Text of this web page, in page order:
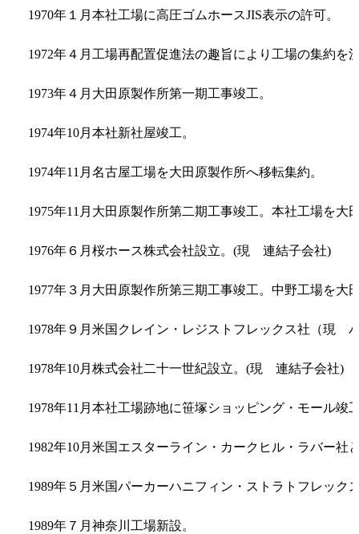
1970年１月 本社工場に高圧ゴムホースJIS表示の許可。
1972年４月 工場再配置促進法の趣旨により工場の集約を
1973年４月 大田原製作所第一期工事竣工。
1974年10月 本社新社屋竣工。
1974年11月 名古屋工場を大田原製作所へ移転集約。
1975年11月 大田原製作所第二期工事竣工。本社工場を大
1976年６月 桜ホース株式会社設立。(現 連結子会社)
1977年３月 大田原製作所第三期工事竣工。中野工場を大
1978年９月 米国クレイン・レジストフレックス社（現
1978年10月 株式会社二十一世紀設立。(現 連結子会社)
1978年11月 本社工場跡地に笹塚ショッピング・モール竣
1982年10月 米国エスターライン・カークヒル・ラバー社
1989年５月 米国パーカーハニフィン・ストラトフレック
1989年７月 神奈川工場新設。